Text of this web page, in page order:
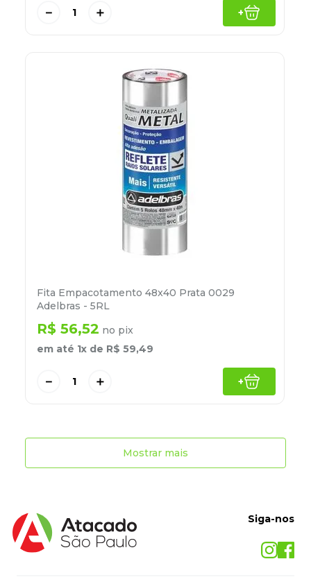
＋
－ +
Fita Empacotamento 48x40 Prata 0029
Adelbras - 5RL
R$ 56,52 no pix
em até 1x de R$ 59,49
＋
－ +
Mostrar mais
Siga-nos